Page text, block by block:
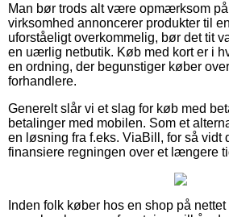
Man bør trods alt være opmærksom
virksomhed annoncerer produkter til
uforståeligt overkommelig, bør det tit
en uærlig netbutik. Køb med kort er i
en ordning, der begunstiger køber
forhandlere.
Generelt slår vi et slag for køb med
betalinger med mobilen. Som et
en løsning fra f.eks. ViaBill, for så vidt
finansiere regningen over et længere
Inden folk køber hos en shop på